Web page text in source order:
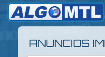
ANUNCIOS